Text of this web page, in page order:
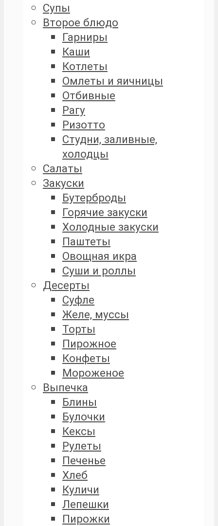
Супы
Второе блюдо
Гарниры
Каши
Котлеты
Омлеты и яичницы
Отбивные
Рагу
Ризотто
Студни, заливные,
холодцы
Салаты
Закуски
Бутерброды
Горячие закуски
Холодные закуски
Паштеты
Овощная икра
Суши и роллы
Десерты
Суфле
Желе, муссы
Торты
Пирожное
Конфеты
Мороженое
Выпечка
Блины
Булочки
Кексы
Рулеты
Печенье
Хлеб
Куличи
Лепешки
Пирожки